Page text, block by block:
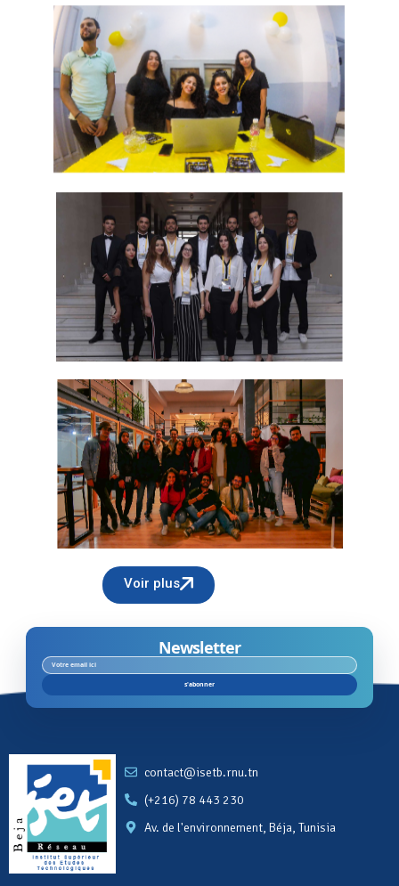
Voir plus
Newsletter
s'abonner
contact@isetb.rnu.tn
(+216) 78 443 230
Av. de l'environnement, Béja, Tunisia